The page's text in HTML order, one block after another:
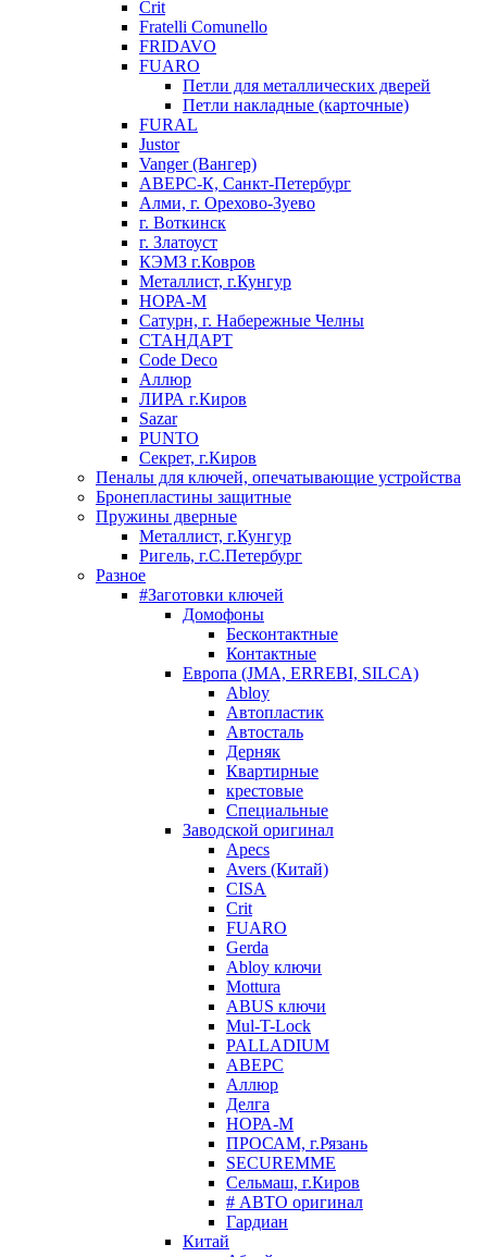
Crit
Fratelli Comunello
FRIDAVO
FUARO
Петли для металлических дверей
Петли накладные (карточные)
FURAL
Justor
Vanger (Вангер)
АВЕРС-К, Санкт-Петербург
Алми, г. Орехово-Зуево
г. Воткинск
г. Златоуст
КЭМЗ г.Ковров
Металлист, г.Кунгур
НОРА-М
Сатурн, г. Набережные Челны
СТАНДАРТ
Code Deco
Аллюр
ЛИРА г.Киров
Sazar
PUNTO
Секрет, г.Киров
Пеналы для ключей, опечатывающие устройства
Бронепластины защитные
Пружины дверные
Металлист, г.Кунгур
Ригель, г.С.Петербург
Разное
#Заготовки ключей
Домофоны
Бесконтактные
Контактные
Европа (JMA, ERREBI, SILCA)
Abloy
Автопластик
Автосталь
Дерняк
Квартирные
крестовые
Специальные
Заводской оригинал
Apecs
Avers (Китай)
CISA
Crit
FUARO
Gerda
Abloy ключи
Mottura
ABUS ключи
Mul-T-Lock
PALLADIUM
АВЕРС
Аллюр
Делга
НОРА-М
ПРОСАМ, г.Рязань
SECUREMME
Сельмаш, г.Киров
# АВТО оригинал
Гардиан
Китай